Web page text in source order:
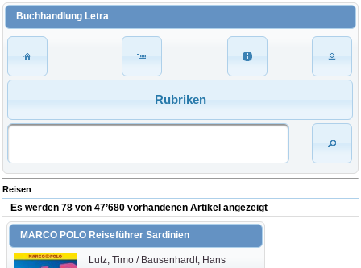
Buchhandlung Letra
Rubriken
Reisen
Es werden 78 von 47’680 vorhandenen Artikel angezeigt
MARCO POLO Reiseführer Sardinien
Lutz, Timo / Bausenhardt, Hans